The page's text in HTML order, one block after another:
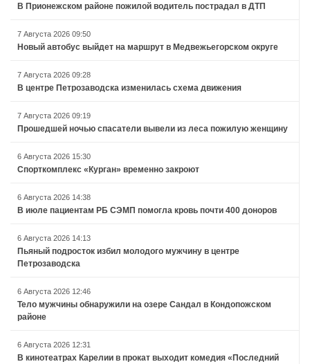
В Прионежском районе пожилой водитель пострадал в ДТП
7 Августа 2026 09:50
Новый автобус выйдет на маршрут в Медвежьегорском округе
7 Августа 2026 09:28
В центре Петрозаводска изменилась схема движения
7 Августа 2026 09:19
Прошедшей ночью спасатели вывели из леса пожилую женщину
6 Августа 2026 15:30
Спорткомплекс «Курган» временно закроют
6 Августа 2026 14:38
В июле пациентам РБ СЭМП помогла кровь почти 400 доноров
6 Августа 2026 14:13
Пьяный подросток избил молодого мужчину в центре
Петрозаводска
6 Августа 2026 12:46
Тело мужчины обнаружили на озере Сандал в Кондопожском
районе
6 Августа 2026 12:31
В кинотеатрах Карелии в прокат выходит комедия «Последний